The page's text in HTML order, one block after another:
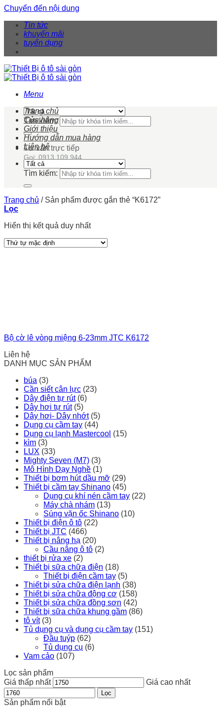
Chuyển đến nội dung
Tin tức
khuyến mãi
tuyển dụng
Menu
Tìm kiếm:
Tư vấn trực tiếp
Gọi: 0913 109 944
Trang chủ
Cửa hàng
Giới thiệu
Hướng dẫn mua hàng
Liên hệ
Tìm kiếm:
Trang chủ /Sản phẩm được gắn thẻ “K6172”
Lọc
Hiển thị kết quả duy nhất
Bộ cờ lê vòng miệng 6-23mm JTC K6172
Liên hệ
DANH MỤC SẢN PHẨM
búa (3)
Cần siết cân lực (23)
Dây điện tự rút (6)
Dây hơi tự rút (5)
Dây hơi- Dây nhớt (5)
Dụng cụ cầm tay (44)
Dụng cụ lạnh Mastercool (15)
kìm (3)
LUX (33)
Mighty Seven (M7) (3)
Mô Hình Dạy Nghề (1)
Thiết bị bơm hút dầu mỡ (29)
Thiết bị cầm tay Shinano (45)
Dụng cụ khí nén cầm tay (22)
Máy chà nhám (13)
Súng vặn ốc Shinano (10)
Thiết bị điện ô tô (22)
Thiết bị JTC (466)
Thiết bị nâng hạ (20)
Cầu nâng ô tô (2)
thiết bị rửa xe (2)
Thiết bị sữa chữa điện (18)
Thiết bị điện cầm tay (5)
Thiết bị sửa chữa điện lạnh (38)
Thiết bị sửa chữa động cơ (158)
Thiết bị sửa chữa đồng sơn (42)
Thiết bị sữa chữa khung gầm (86)
tô vít (3)
Tủ dụng cụ và dụng cụ cầm tay (151)
Đầu tuýp (62)
Tủ dụng cụ (6)
Vam cảo (107)
Lọc sản phẩm
Giá thấp nhất
Giá cao nhất
Lọc
Sản phẩm nổi bật